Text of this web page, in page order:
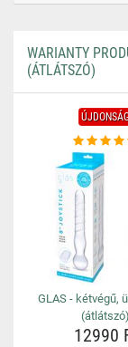
WARIANTY
(ÁTLÁTSZÓ)
GLAS - kétvégű,
(átlátszó)
12990